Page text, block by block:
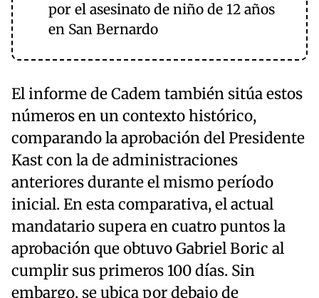
por el asesinato de niño de 12 años
en San Bernardo
El informe de Cadem también sitúa estos
números en un contexto histórico,
comparando la aprobación del Presidente
Kast con la de administraciones
anteriores durante el mismo período
inicial. En esta comparativa, el actual
mandatario supera en cuatro puntos la
aprobación que obtuvo Gabriel Boric al
cumplir sus primeros 100 días. Sin
embargo, se ubica por debajo de